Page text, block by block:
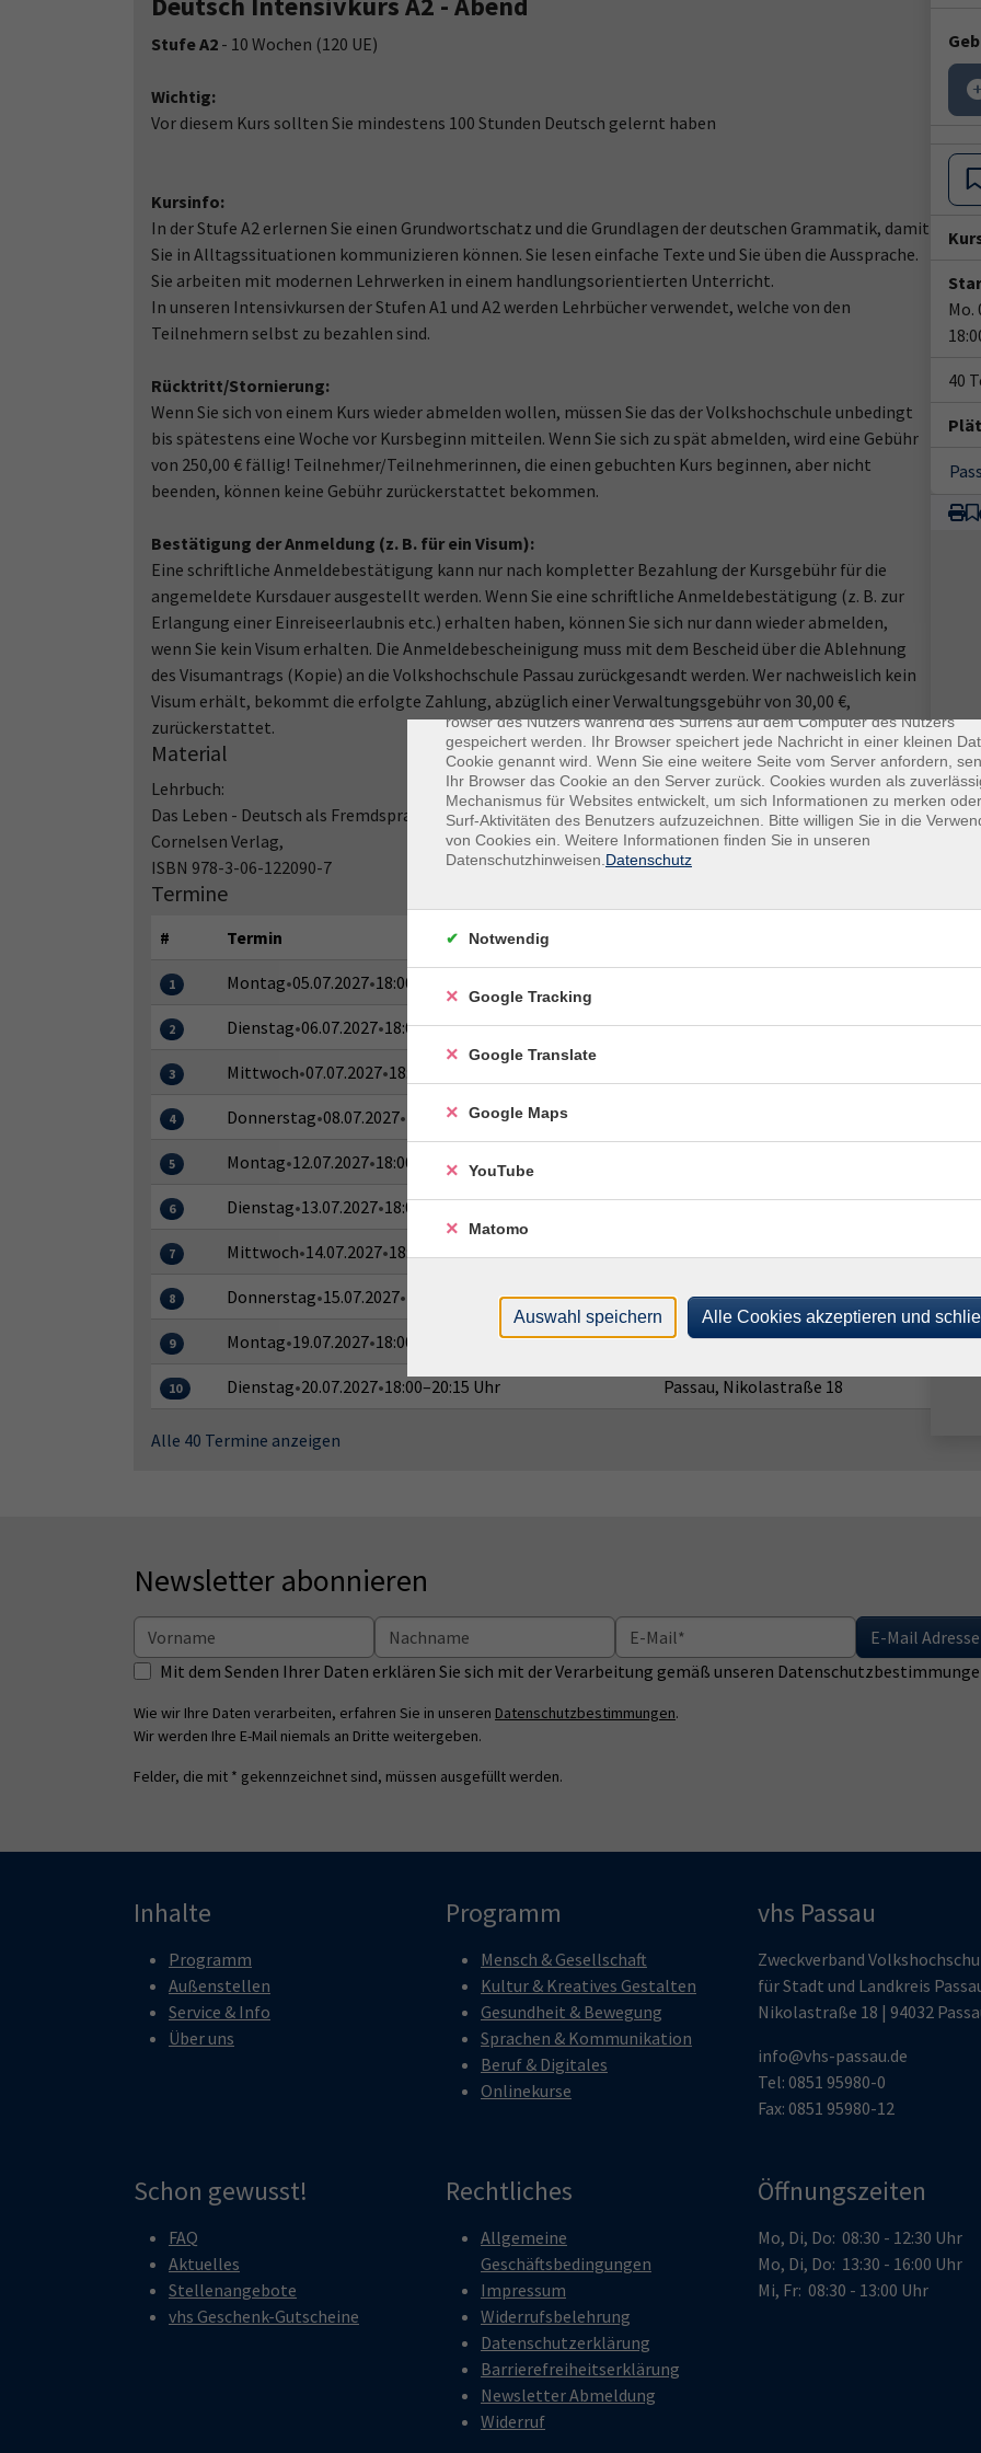
Stufe A2 - 10 Wochen (120 UE)
Wichtig:
Vor diesem Kurs sollten Sie mindestens 100 Stunden Deutsch gelernt haben
Kursinfo:
In der Stufe A2 erlernen Sie einen Grundwortschatz und die Grundlagen der deutschen Grammatik, damit
Sie in Alltagssituationen kommunizieren können. Sie lesen einfache Texte und Sie üben die Aussprache.
Sie arbeiten mit modernen Lehrwerken in einem handlungsorientierten Unterricht.
In unseren Intensivkursen der Stufen A1 und A2 werden Lehrbücher verwendet, welche von den
Teilnehmern selbst zu bezahlen sind.
Rücktritt/Stornierung:
Wenn Sie sich von einem Kurs wieder abmelden wollen, müssen Sie das der Volkshochschule unbedingt
bis spätestens eine Woche vor Kursbeginn mitteilen. Wenn Sie sich zu spät abmelden, wird eine Gebühr
von 250,00 € fällig! Teilnehmer/Teilnehmerinnen, die einen gebuchten Kurs beginnen, aber nicht
beenden, können keine Gebühr zurückerstattet bekommen.
Bestätigung der Anmeldung (z. B. für ein Visum):
Eine schriftliche Anmeldebestätigung kann nur nach kompletter Bezahlung der Kursgebühr für die
angemeldete Kursdauer ausgestellt werden. Wenn Sie eine schriftliche Anmeldebestätigung (z. B. zur
Erlangung einer Einreiseerlaubnis etc.) erhalten haben, können Sie sich nur dann wieder abmelden,
wenn Sie kein Visum erhalten. Die Anmeldebescheinigung muss mit dem Bescheid über die Ablehnung
des Visumantrags (Kopie) an die Volkshochschule Passau zurückgesandt werden. Wer nachweislich kein
Visum erhält, bekommt die erfolgte Zahlung, abzüglich einer Verwaltungsgebühr von 30,00 €,
zurückerstattet.
Material
Lehrbuch:
Das Leben - Deutsch als Fremdsprache A2 (Gesamtband: Kurs- und Übungsbuch),
Cornelsen Verlag,
ISBN 978-3-06-122090-7
Termine
# Termin
1 Montag•05.07.2027•18:00–20:15 Uhr
2 Dienstag•06.07.2027•18:00–20:15 Uhr Passau, Nikolastraße 18
3 Mittwoch•07.07.2027•18:00–20:15 Uhr
4 Donnerstag•08.07.2027• 18:00–20:15 Uhr
5 Montag•12.07.2027•18:00–20:15 Uhr
6 Dienstag•13.07.2027•18:00–20:15 Uhr Passau, Nikolastraße 18
7 Mittwoch•14.07.2027•18:00–20:15 Uhr Passau, Nikolastraße 18
8 Donnerstag•15.07.2027• 18:00–20:15 Uhr Passau, Nikolastraße 18
9 Montag•19.07.2027•18:00–20:15 Uhr Passau, Nikolastraße 18
10 Dienstag•20.07.2027•18:00–20:15 Uhr Passau, Nikolastraße 18
Alle 40 Termine anzeigen
Mo.
40
Newsletter abonnieren
E-Mail
Mit dem Senden Ihrer Daten erklären Sie sich mit der Verarbeitung gemäß unseren
Wie wir Ihre Daten verarbeiten, erfahren Sie in unseren Datenschutzbestimmungen.
Wir werden Ihre E-Mail niemals an Dritte weitergeben.
Felder, die mit * gekennzeichnet sind, müssen ausgefüllt werden.
Inhalte
Programm
Außenstellen
Service & Info
Über uns
Programm
Mensch & Gesellschaft
Kultur & Kreatives Gestalten
Gesundheit & Bewegung
Sprachen & Kommunikation
Beruf & Digitales
Onlinekurse
vhs Passau
Zweckverband
für Stadt und Landkreis
Nikolastraße 18 | 94032
info@vhs-passau.de
Tel: 0851 95980-0
Fax: 0851 95980-12
Schon gewusst!
FAQ
Aktuelles
Stellenangebote
vhs Geschenk-Gutscheine
Rechtliches
Allgemeine
Geschäftsbedingungen
Impressum
Widerrufsbelehrung
Datenschutzerklärung
Barrierefreiheitserklärung
Newsletter Abmeldung
Widerruf
Öffnungszeiten
Mo, Di, Do: 08:30 - 12:30 Uhr
Mo, Di, Do: 13:30 - 16:00 Uhr
Mi, Fr: 08:30 - 13:00 Uhr
Datenschutz
Cookies sind kleine Datenmengen, die von einer Website gesendet und vom
rowser des Nutzers während des Surfens auf dem Computer des Nutzers
gespeichert werden. Ihr Browser speichert jede Nachricht in einer kleinen
Cookie genannt wird. Wenn Sie eine weitere Seite vom Server anfordern,
Ihr Browser das Cookie an den Server zurück. Cookies wurden als
Mechanismus für Websites entwickelt, um sich Informationen zu merken
Surf-Aktivitäten des Benutzers aufzuzeichnen. Bitte willigen Sie in die
von Cookies ein. Weitere Informationen finden Sie in unseren
Datenschutzhinweisen. Datenschutz
Notwendig
Google Tracking
Google Translate
Google Maps
YouTube
Matomo
Auswahl speichern Alle Cookies akzeptieren und